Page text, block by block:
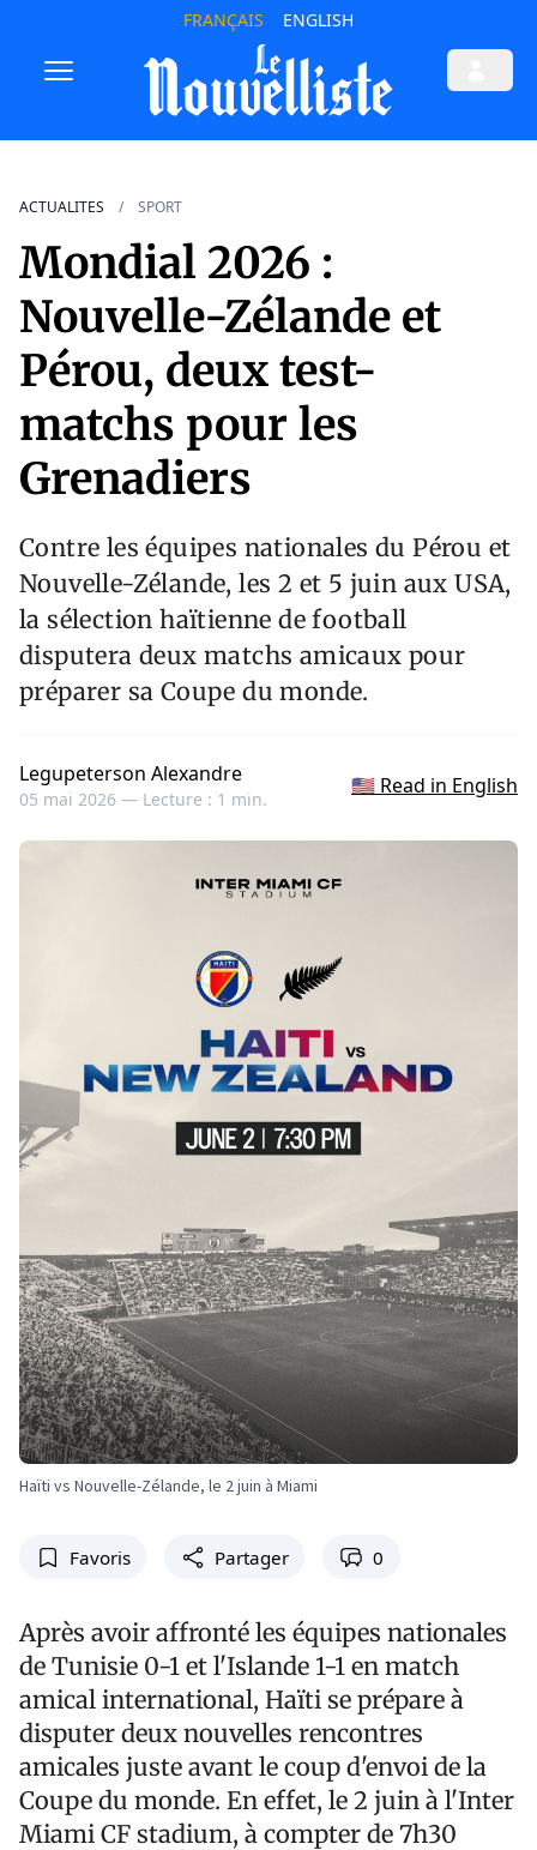
FRANÇAIS ENGLISH
ACTUALITES SPORT
Mondial 2026 :
Nouvelle-Zélande et
Pérou, deux test-
matchs pour les
Grenadiers
Contre les équipes nationales du Pérou et
Nouvelle-Zélande, les 2 et 5 juin aux USA,
la sélection haïtienne de football
disputera deux matchs amicaux pour
préparer sa Coupe du monde.
Legupeterson Alexandre
05 mai 2026 — Lecture : 1 min.
🇺🇸 Read in English
Haïti vs Nouvelle-Zélande, le 2 juin à Miami
Favoris Partager 0
Après avoir affronté les équipes nationales
de Tunisie 0-1 et l'Islande 1-1 en match
amical international, Haïti se prépare à
disputer deux nouvelles rencontres
amicales juste avant le coup d'envoi de la
Coupe du monde. En effet, le 2 juin à l'Inter
Miami CF stadium, à compter de 7h30